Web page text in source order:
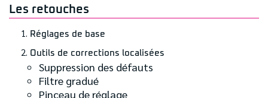
Les retouches
Réglages de base
Outils de corrections localisées
Suppression des défauts
Filtre gradué
Pinceau de réglage